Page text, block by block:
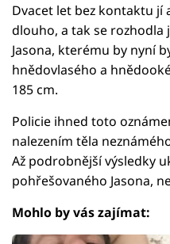
Dvacet let bez kontaktu jí
dlouho, a tak se rozhodla
Jasona, kterému by nyní
hnědovlasého a
185 cm.
Policie ihned toto
nalezením těla
Až podrobnější výsledky
pohřešovaného Jasona,
Mohlo by vás zajímat: